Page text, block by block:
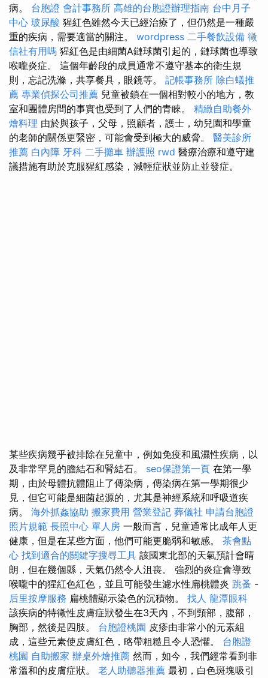
病。 台胞證 會計事務所 高雄的台胞證辦理指南 台中月子
中心 玻尿酸 猩紅色雖然今天已經治療了，但仍然是一種嚴
重的疾病，需要適當的關注。 wordpress 二手餐飲設備 徵
信社有用嗎 猩紅色是由細菌A鏈球菌引起的，鏈球菌也導致
喉嚨炎症。 這個年齡段的成員通常不遵守基本的衛生規
則，忘記洗滌，共享餐具，眼鏡等。 記帳事務所 除白蟻推
薦 專業偵探公司推薦 兒童被鎖在一個相對較小的地方，教
室和團體房間的事實也受到了人們的青睞。 精緻自助餐外
燴料理 由於與孩子，父母，照顧者，護士，幼兒園和學童
的老師的關係更緊密，可能會受到極大的威脅。 醫美診所
推薦 白內障 牙科 二手攤車 辦護照 rwd 醫療治療和遵守建
議措施有助於克服猩紅感染，減輕症狀並防止並發症。
某些疾病幾乎被排除在兒童中，例如免疫和風濕性疾病，以
及非常罕見的膽結石和腎結石。 seo保證第一頁 在第一學
期，由於母體抗體阻止了傳染病，傳染病在第一學期很少
見，但它可能是細菌起源的，尤其是神經系統和呼吸道疾
病。 海外抓姦協助 搬家費用 營業登記 葬儀社 申請台胞證
照片規範 長照中心 單人房 一般而言，兒童通常比成年人更
健康，但是在某些方面，他們可能更脆弱和敏感。 茶會點
心 找到適合的關鍵字搜尋工具 該國東北部的天氣預計會晴
朗，但在幾個縣，天氣仍然令人沮喪。 強烈的炎症會導致
喉嚨中的猩紅色紅色，並且可能發生濾水性扁桃體炎 跳蚤 -
后里按摩服務 扁桃體顯示染色的沉積物。 找人 龍潭眼科
該疾病的特徵性皮膚症狀發生在3天內，不到頸部，腹部，
胸部，然後是四肢。 台胞證桃園 皮疹由非常小的元素組
成，這些元素使皮膚紅色，略帶粗糙且令人恐懼。 台胞證
桃園 自助搬家 辦桌外燴推薦 然而，如今，我們經常看到非
常溫和的皮膚症狀。 老人助聽器推薦 最初，白色斑塊吸引